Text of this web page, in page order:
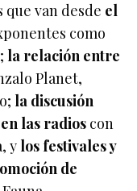
van desde el
como
la relación entre
Planet,
la discusión
las radios con
y los festivales y
de